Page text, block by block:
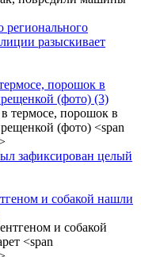
регионального
разыскивает
порошок в
(фото) (3)
зафиксирован целый
и собакой нашли